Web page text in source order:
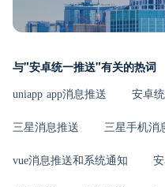
与"安卓统一推送"有关的热词
uniapp app消息推送 安卓
三星消息推送 三星手机消
vue消息推送和系统通知